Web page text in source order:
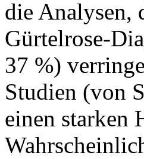
die Analysen,
Gürtelrose-
37 %)
Studien (von
einen starken